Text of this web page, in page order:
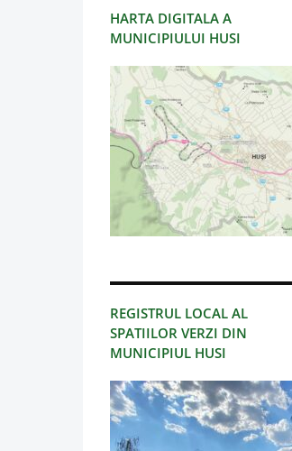
HARTA DIGITALA A
MUNICIPIULUI HUSI
REGISTRUL LOCAL AL
SPATIILOR VERZI DIN
MUNICIPIUL HUSI